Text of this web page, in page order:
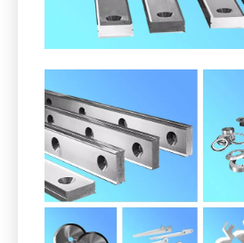
Wir unterstützen die
Klingen und Systemen.
Einschließlich aber nicht begrenzt:
Bettmesser, Shredder-Klingen,
Schneidklingen, Rotor- und